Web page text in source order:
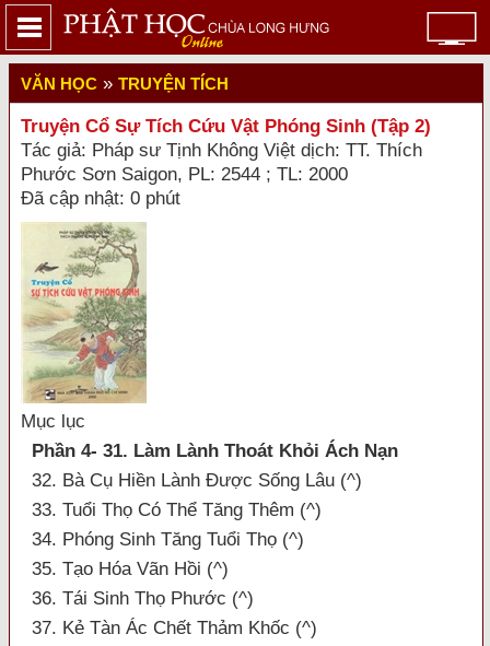
VĂN HỌC » TRUYỆN TÍCH
Truyện Cổ Sự Tích Cứu Vật Phóng Sinh (Tập 2)
Tác giả: Pháp sư Tịnh Không Việt dịch: TT. Thích
Phước Sơn Saigon, PL: 2544 ; TL: 2000
Đã cập nhật: 0 phút
Mục lục
Phần 4- 31. Làm Lành Thoát Khỏi Ách Nạn
32. Bà Cụ Hiền Lành Được Sống Lâu (^)
33. Tuổi Thọ Có Thể Tăng Thêm (^)
34. Phóng Sinh Tăng Tuổi Thọ (^)
35. Tạo Hóa Vãn Hồi (^)
36. Tái Sinh Thọ Phước (^)
37. Kẻ Tàn Ác Chết Thảm Khốc (^)